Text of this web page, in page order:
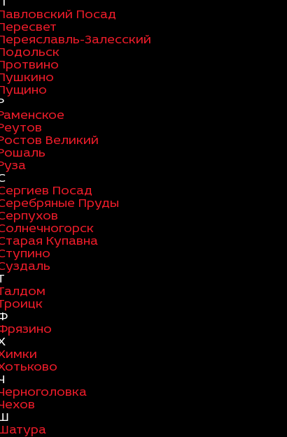
Посад
Залесский
Великий
Посад
Пруды
Купавна